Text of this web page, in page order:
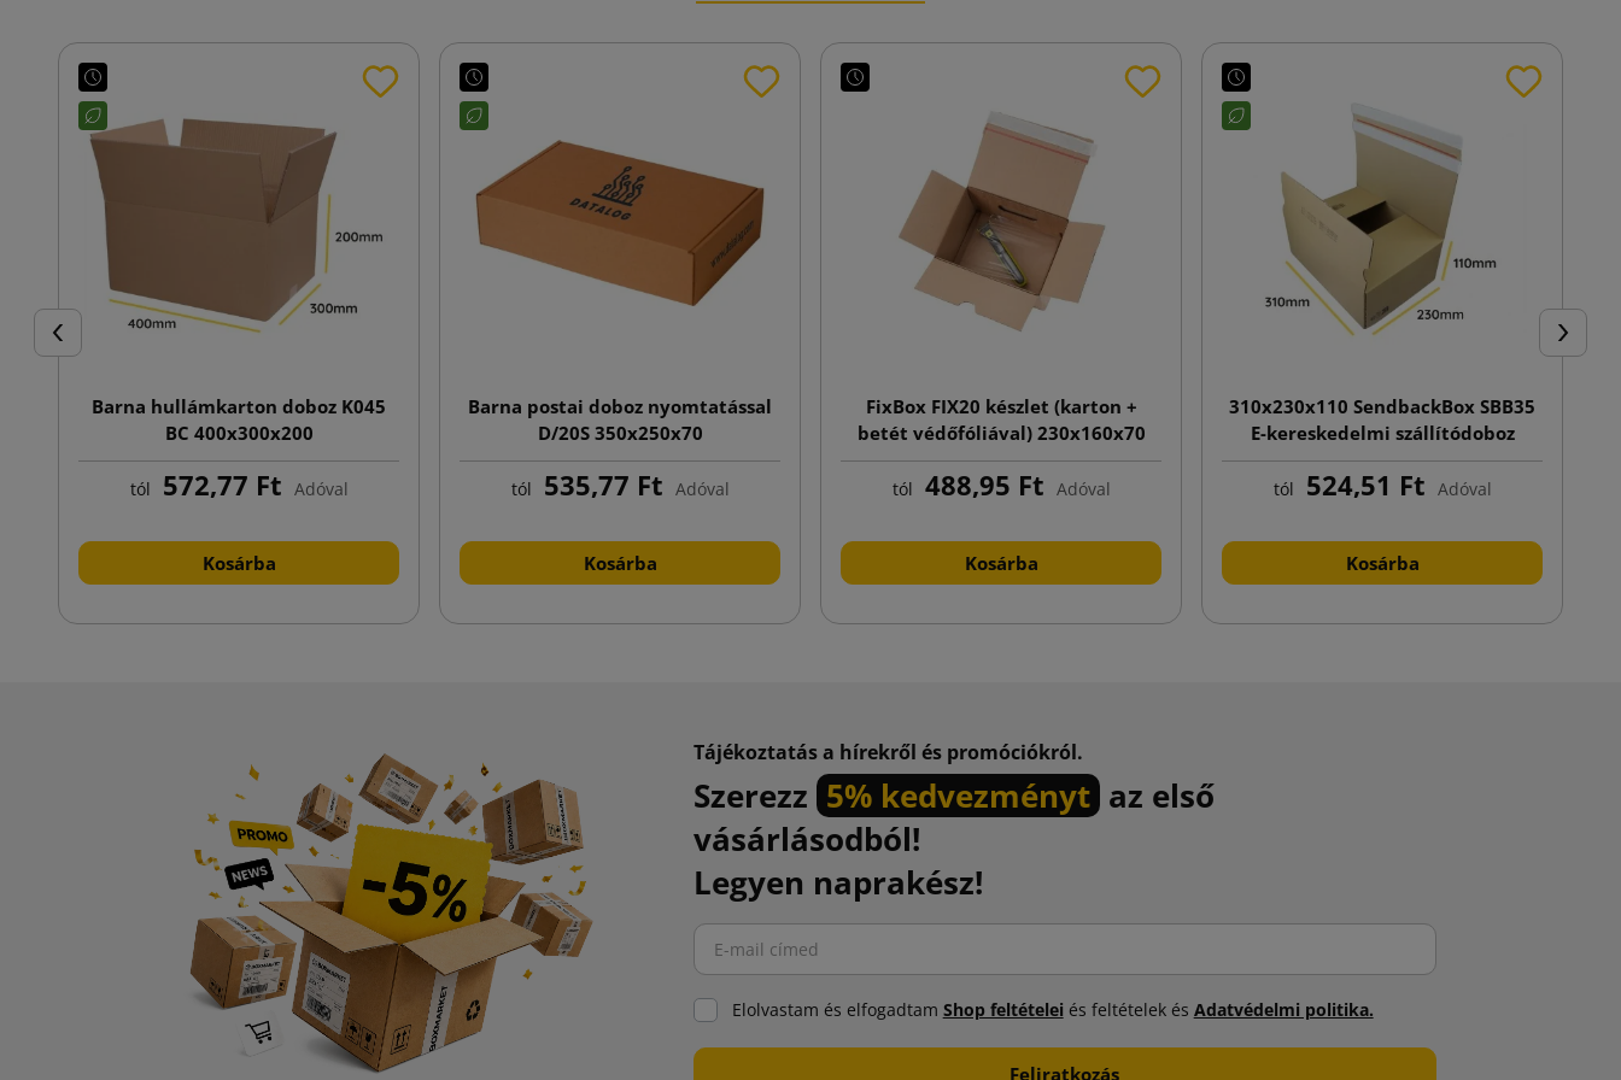
Előző
Barna hullámkarton doboz K045
BC 400x300x200
tól 572,77 Ft Adóval
Kosárba
Barna postai doboz nyomtatással
D/20S 350x250x70
tól 535,77 Ft Adóval
Kosárba
FixBox FIX20 készlet (karton +
betét védőfóliával) 230x160x70
tól 488,95 Ft Adóval
Kosárba
310x230x110 SendbackBox SBB35
E-kereskedelmi szállítódoboz
automata aljjal, dupla öntapadós
ragasztószalaggal és feltépő szalagg
tól 524,51 Ft Adóval
Kosárba
Tájékoztatás a hírekről és promóciókról.
Szerezz 5% kedvezményt az első
vásárlásodból!
Legyen naprakész!
Elolvastam és elfogadtam Shop feltételei és feltételek és Adatvédelmi politika.